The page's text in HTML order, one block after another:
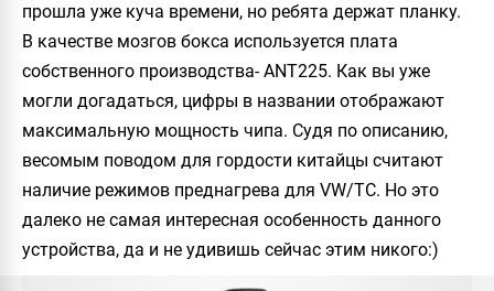
прошла уже куча времени, но ребята держат планку.
В качестве мозгов бокса используется плата
собственного производства-ANT225. Как вы уже
могли догадаться, цифры в названии отображают
максимальную мощность чипа. Судя по описанию,
весомым поводом для гордости китайцы считают
наличие режимов преднагрева для VW/TC. Но это
далеко не самая интересная особенность данного
устройства, да и не удивишь сейчас этим никого:)